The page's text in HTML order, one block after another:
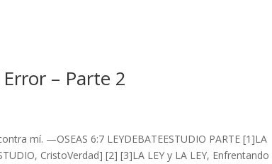
– Parte 2
mí. —OSEAS 6:7 LEYDEBATEESTUDIO PARTE [1]LA
CristoVerdad] [2] [3]LA LEY y LA LEY, Enfrentando